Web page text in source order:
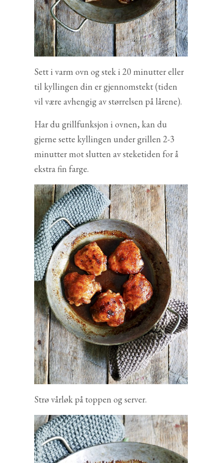
Sett i varm ovn og stek i 20 minutter eller
til kyllingen din er gjennomstekt (tiden
vil være avhengig av størrelsen på lårene).
Har du grillfunksjon i ovnen, kan du
gjerne sette kyllingen under grillen 2-3
minutter mot slutten av steketiden for å
ekstra fin farge.
Strø vårløk på toppen og server.